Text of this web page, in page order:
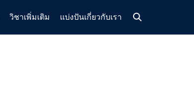
วิชาเพิ่มเติม แบ่งปันเกี่ยวกับเรา